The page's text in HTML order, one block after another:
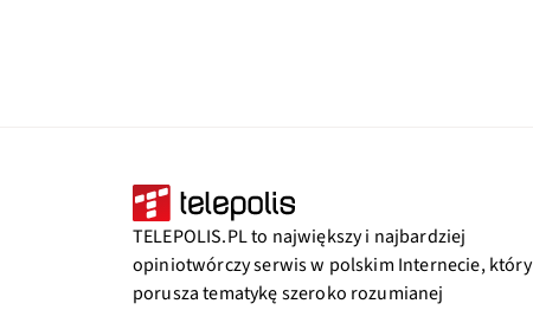
TELEPOLIS.PL to największy i najbardziej
opiniotwórczy serwis w polskim Internecie, który
porusza tematykę szeroko rozumianej